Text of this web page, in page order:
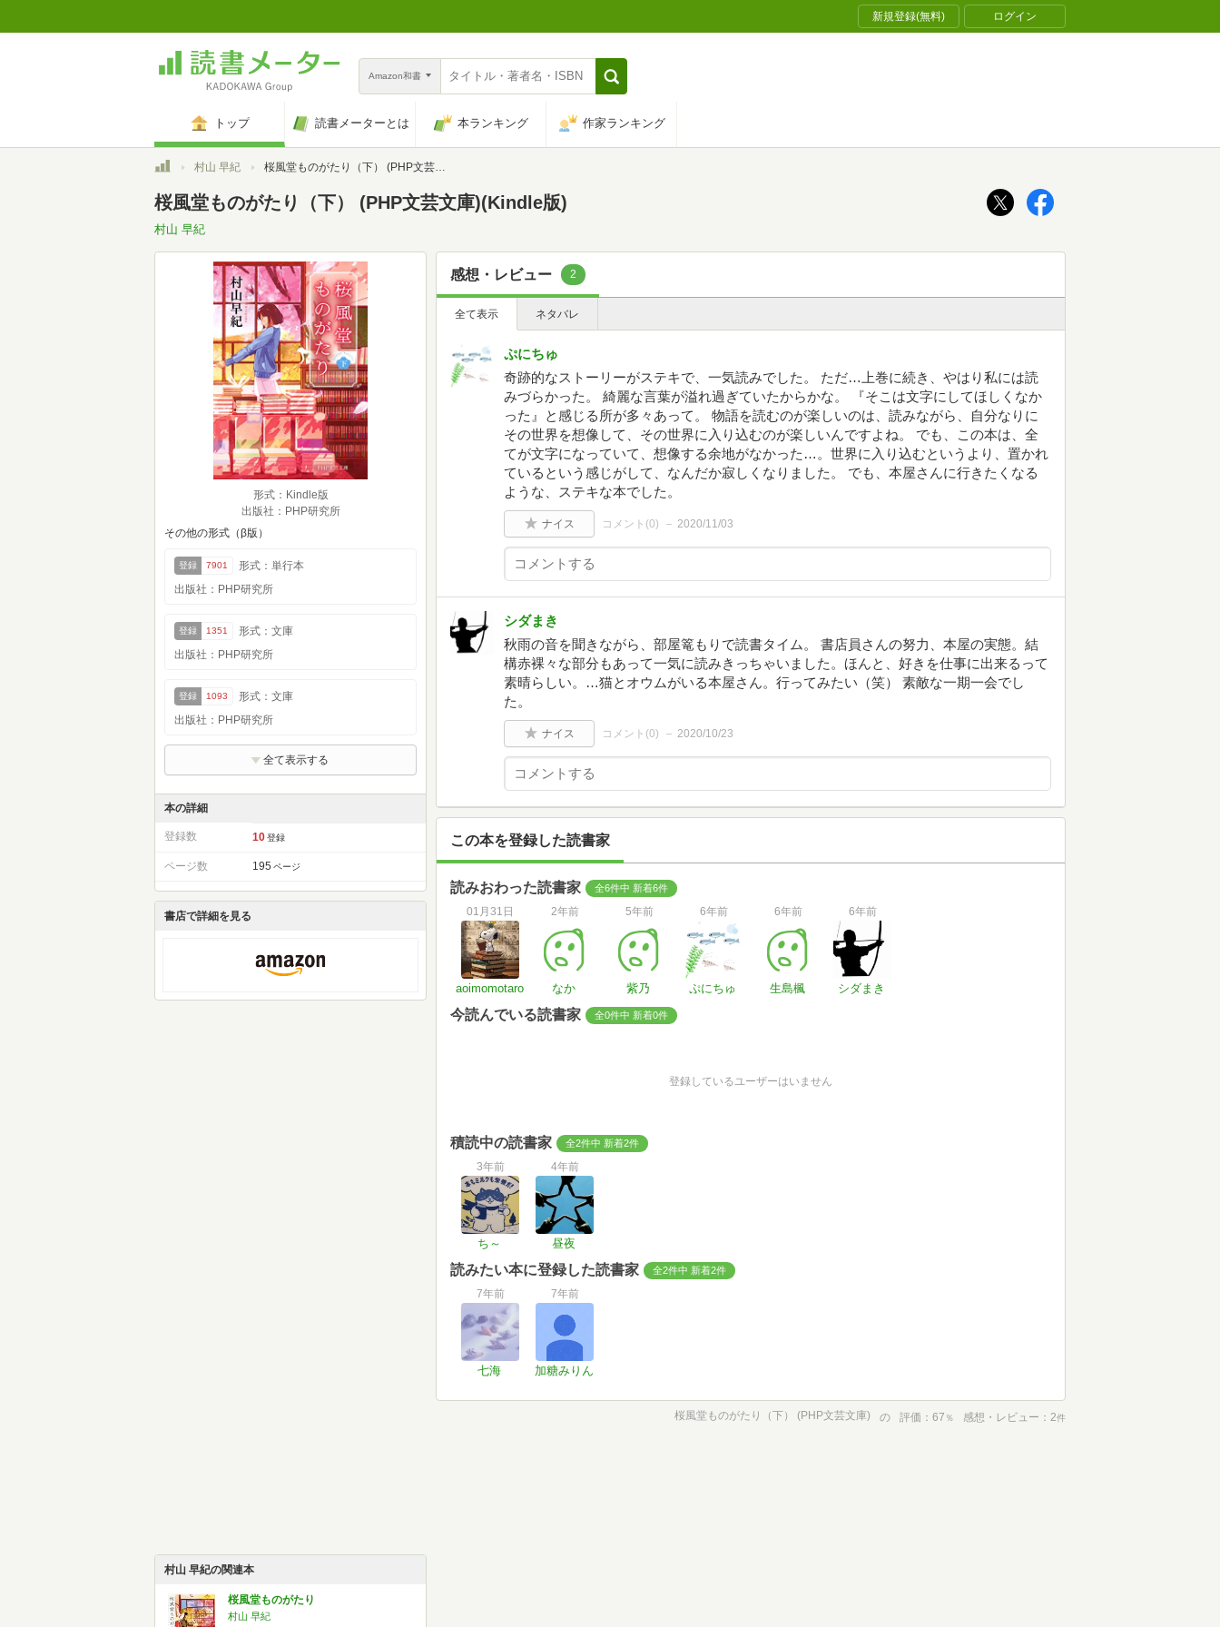
新規登録(無料) ログイン
Amazon和書
トップ 読書メーターとは 本ランキング 作家ランキング
トップ村山 早紀 桜風堂ものがたり（下） (PHP文芸文庫)
桜風堂ものがたり（下） (PHP文芸文庫)(Kindle版)
村山 早紀
形式：Kindle版
出版社：PHP研究所
その他の形式（β版）
登録 7901
形式：単行本
出版社：PHP研究所
登録 1351
形式：文庫
出版社：PHP研究所
登録 1093
形式：文庫
出版社：PHP研究所
全て表示する
本の詳細
登録数 10 登録
ページ数 195 ページ
書店で詳細を見る
村山 早紀の関連本
桜風堂ものがたり
村山 早紀
感想・レビュー 2
全て表示 ネタバレ
ぷにちゅ
奇跡的なストーリーがステキで、一気読みでした。 ただ…上巻に続き、やはり私には読
みづらかった。 綺麗な言葉が溢れ過ぎていたからかな。 『そこは文字にしてほしくなか
った』と感じる所が多々あって。 物語を読むのが楽しいのは、読みながら、自分なりに
その世界を想像して、その世界に入り込むのが楽しいんですよね。 でも、この本は、全
てが文字になっていて、想像する余地がなかった…。世界に入り込むというより、置かれ
ているという感じがして、なんだか寂しくなりました。 でも、本屋さんに行きたくなる
ような、ステキな本でした。
ナイス コメント(0) 2020/11/03
シダまき
秋雨の音を聞きながら、部屋篭もりで読書タイム。 書店員さんの努力、本屋の実態。結
構赤裸々な部分もあって一気に読みきっちゃいました。ほんと、好きを仕事に出来るって
素晴らしい。…猫とオウムがいる本屋さん。行ってみたい（笑） 素敵な一期一会でし
た。
ナイス コメント(0) 2020/10/23
この本を登録した読書家
読みおわった読書家 全6件中 新着6件
01月31日
aoimomotaro
2年前
なか
5年前
紫乃
6年前
ぷにちゅ
6年前
生島楓
6年前
シダまき
今読んでいる読書家 全0件中 新着0件
登録しているユーザーはいません
積読中の読書家 全2件中 新着2件
3年前
ち～
4年前
昼夜
読みたい本に登録した読書家 全2件中 新着2件
7年前
七海
7年前
加糖みりん
桜風堂ものがたり（下） (PHP文芸文庫) の 評価 67 ％ 感想・レビュー 2件